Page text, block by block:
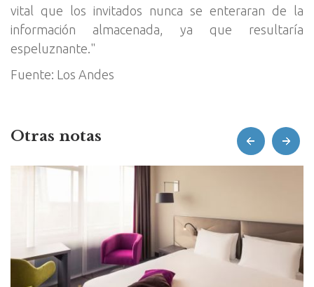
vital que los invitados nunca se enteraran de la
información almacenada, ya que resultaría
espeluznante."
Fuente: Los Andes
Otras notas prev next